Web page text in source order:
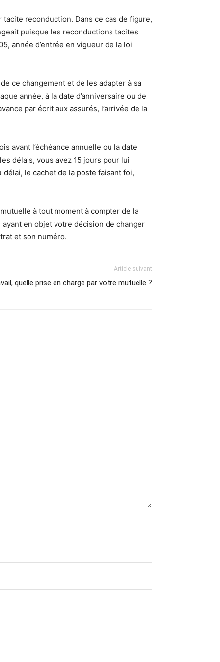
reconduction. Dans ce cas de figure,
puisque les reconductions tacites
année d’entrée en vigueur de la loi
ce changement et de les adapter à sa
année, à la date d’anniversaire ou de
par écrit aux assurés, l’arrivée de la
avant l’échéance annuelle ou la date
délais, vous avez 15 jours pour lui
le cachet de la poste faisant foi,
à tout moment à compter de la
en objet votre décision de changer
et son numéro.
Article suivant
quelle prise en charge par votre mutuelle ?